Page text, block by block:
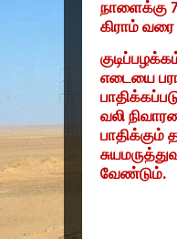
நாளைக்கு 7
கிராம்
எடையை
வலி
வேண்டும்.